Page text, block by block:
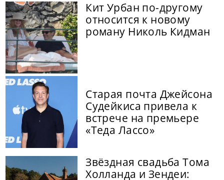
Кит Урбан по-другому
относится к новому
роману Николь Кидман
Старая почта Джейсона
Судейкиса привела к
встрече на премьере
«Теда Лассо»
Звёздная свадьба Тома
Холланда и Зендеи: